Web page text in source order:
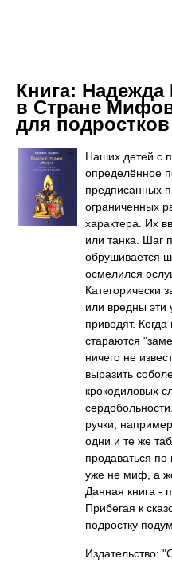
Книга: Надежда
в Стране
для
Наших детей с
определённое
предписанных
ограниченных
характера. Их
или танка. Шаг
обрушивается
осмелился
Категорически
или вредны эти
приводят.
стараются
ничего не
выразить
крокодиловых
ручки,
одни и те же
продаваться
уже не миф, а
Данная книга -
Прибегая к
подростку
Издательство: